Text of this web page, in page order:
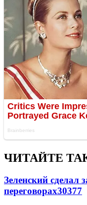
ЧИТАЙТЕ
Зеленский сделал
переговорах30377